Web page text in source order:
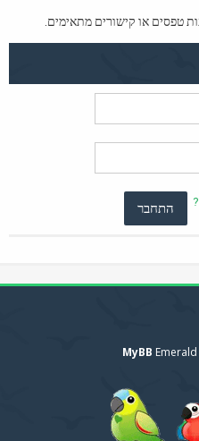
טפסים או קישורים מתאימים.
MyBB